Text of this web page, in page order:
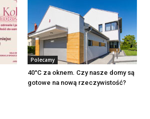
Polecamy
40°C za oknem. Czy nasze domy są
gotowe na nową rzeczywistość?